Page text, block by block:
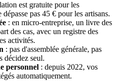
est gratuite pour les
pas 45 € pour les artisans.
: en micro-entreprise, un livre des
des cas, avec un registre des
activités.
: pas d'assemblée générale, pas
décidez seul.
personnel : depuis 2022, vos
automatiquement.